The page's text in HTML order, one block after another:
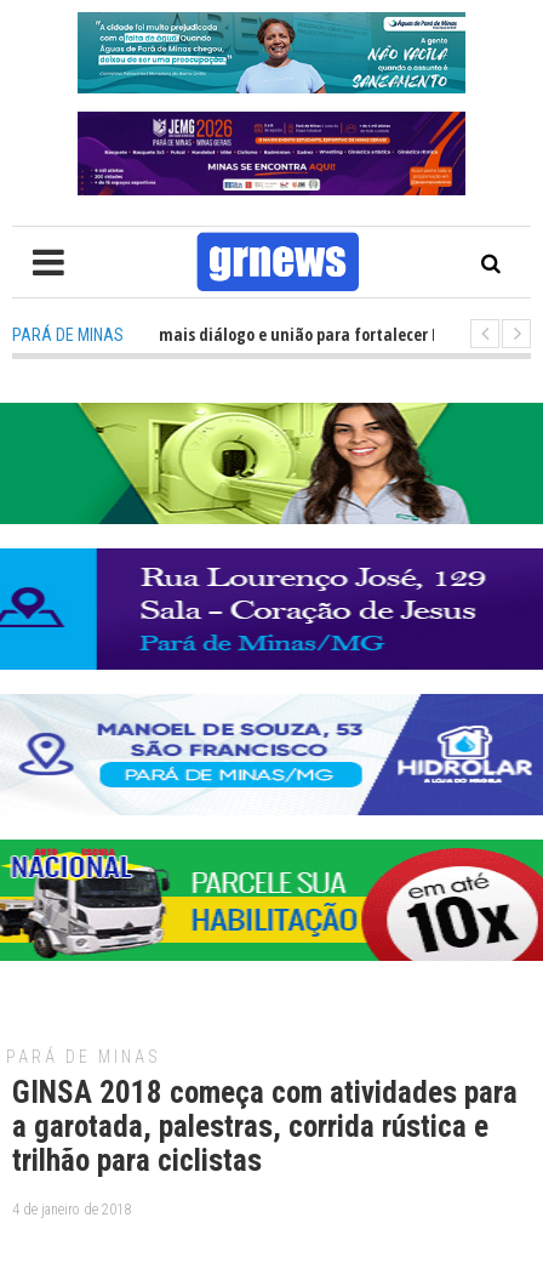
PARÁ DE MINAS
precisa de mais diálogo e união para fortalecer Minas e Pará de
PARÁ DE MINAS
GINSA 2018 começa com atividades para
a garotada, palestras, corrida rústica e
trilhão para ciclistas
4 de janeiro de 2018